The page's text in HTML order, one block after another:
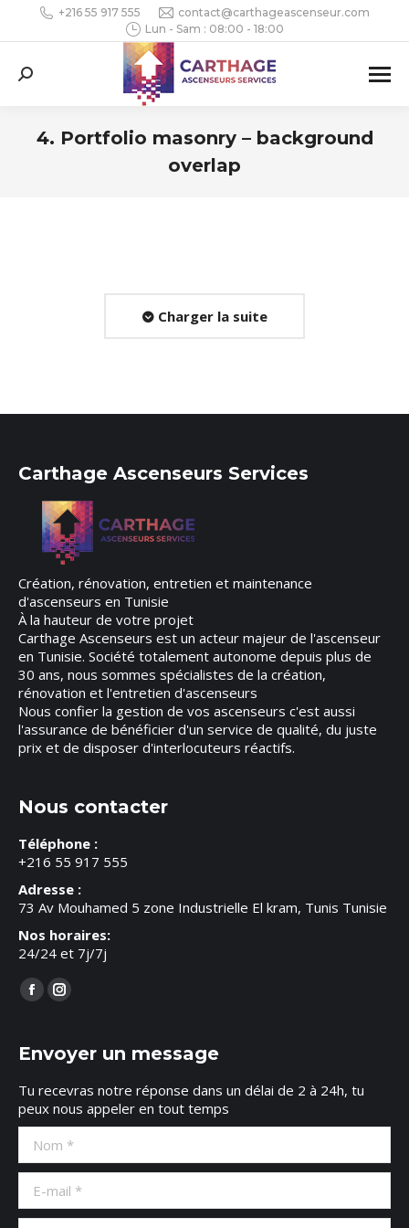
+216 55 917 555
contact@carthageascenseur.com
Lun - Sam : 08:00 - 18:00
Search:
4. Portfolio masonry – background
overlap
Charger la suite
Carthage Ascenseurs Services
Création, rénovation, entretien et maintenance
d'ascenseurs en Tunisie
À la hauteur de votre projet
Carthage Ascenseurs est un acteur majeur de l'ascenseur
en Tunisie. Société totalement autonome depuis plus de
30 ans, nous sommes spécialistes de la création,
rénovation et l'entretien d'ascenseurs
Nous confier la gestion de vos ascenseurs c'est aussi
l'assurance de bénéficier d'un service de qualité, du juste
prix et de disposer d'interlocuteurs réactifs.
Nous contacter
Téléphone :
+216 55 917 555
Adresse :
73 Av Mouhamed 5 zone Industrielle El kram, Tunis Tunisie
Nos horaires:
24/24 et 7j/7j
Trouvez nous sur :
Facebook
opens
new
window
Instagram
opens
new
window
Envoyer un message
Tu recevras notre réponse dans un délai de 2 à 24h, tu
peux nous appeler en tout temps